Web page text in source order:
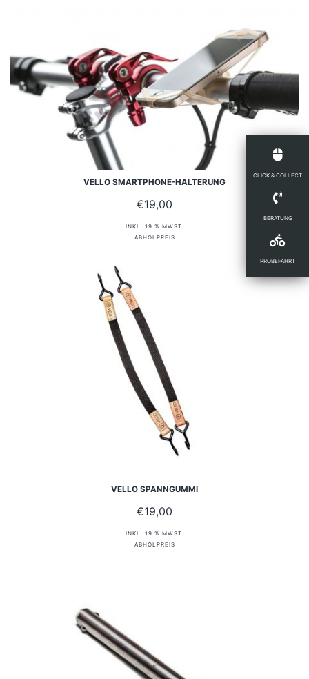
CLICK & COLLECT
BERATUNG
PROBEFAHRT
VELLO SMARTPHONE-HALTERUNG
€19,00
INKL. 19 % MWST.
ABHOLPREIS
VELLO SPANNGUMMI
€19,00
INKL. 19 % MWST.
ABHOLPREIS